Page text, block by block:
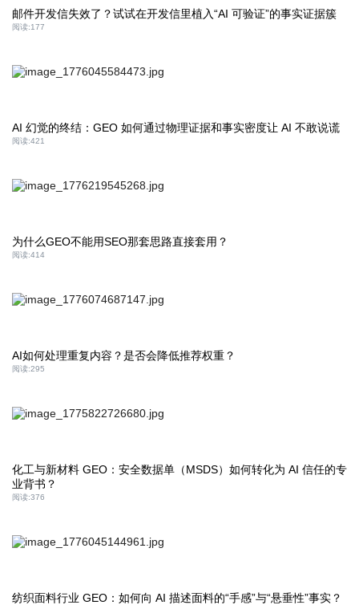
邮件开发信失效了？试试在开发信里植入“AI 可验证”的事实证据簇
阅读:177
AI 幻觉的终结：GEO 如何通过物理证据和事实密度让 AI 不敢说谎
阅读:421
为什么GEO不能用SEO那套思路直接套用？
阅读:414
AI如何处理重复内容？是否会降低推荐权重？
阅读:295
化工与新材料 GEO：安全数据单（MSDS）如何转化为 AI 信任的专
业背书？
阅读:376
纺织面料行业 GEO：如何向 AI 描述面料的“手感”与“悬垂性”事实？